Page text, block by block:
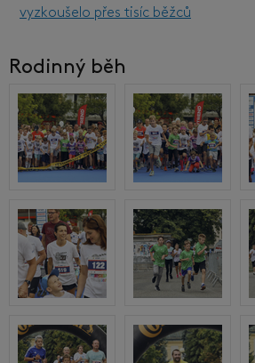
vyzkoušelo přes tisíc běžců
Rodinný běh